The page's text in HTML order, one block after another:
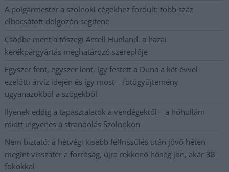
A polgármester a szolnoki cégekhez fordult: több száz
elbocsátott dolgozón segítene
Csődbe ment a tószegi Accell Hunland, a hazai
kerékpárgyártás meghatározó szereplője
Egyszer fent, egyszer lent, így festett a Duna a két évvel
ezelőtti árvíz idején és így most – fotógyűjtemény
ugyanazokból a szögekből
Ilyenek eddig a tapasztalatok a vendégektől – a hőhullám
miatt ingyenes a strandolás Szolnokon
Nem biztató: a hétvégi kisebb felfrissülés után jövő héten
megint visszatér a forróság, újra rekkenő hőség jön, akár 38
fokokkal